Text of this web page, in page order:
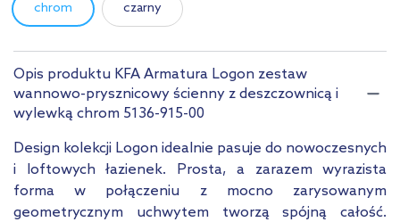
chrom czarny
Opis produktu KFA Armatura Logon zestaw
wannowo-prysznicowy ścienny z deszczownicą i
wylewką chrom 5136-915-00
Design kolekcji Logon idealnie pasuje do nowoczesnych
i loftowych łazienek. Prosta, a zarazem wyrazista
forma w połączeniu z mocno zarysowanym
geometrycznym uchwytem tworzą spójną całość.